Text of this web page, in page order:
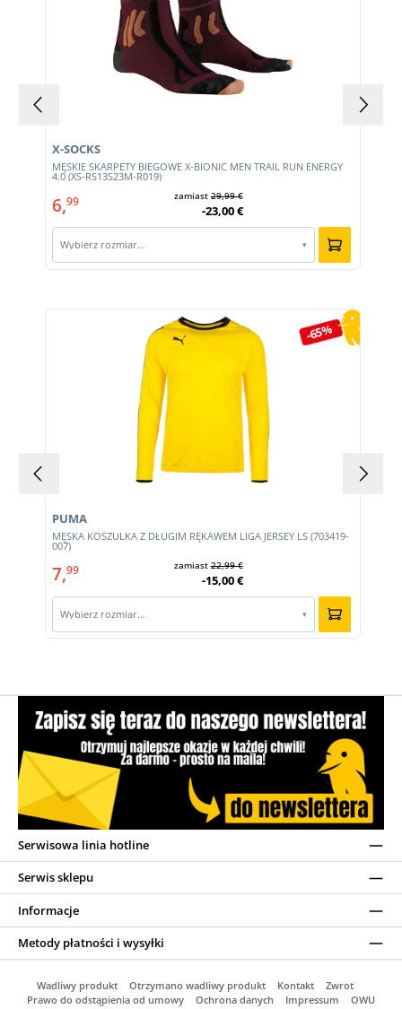
MĘSKIE SKARPETY BIEGOWE X-BIONIC MEN TRAIL RUN ENERGY
4.0 (XS-RS13S23M-R019)
X-SOCKS
6,99 zamiast29,99 €
-23,00 €
Wybierz rozmiar… ▾
-65%
MĘSKA KOSZULKA Z DŁUGIM RĘKAWEM LIGA JERSEY LS (703419-
007)
PUMA
7,99 zamiast22,99 €
-15,00 €
Wybierz rozmiar… ▾
Serwisowa linia hotline
Serwis sklepu
Informacje
Metody płatności i wysyłki
Wadliwy produkt Otrzymano wadliwy produkt Kontakt
Zwrot
Prawo do odstąpienia od umowy
Ochrona danych Impressum OWU